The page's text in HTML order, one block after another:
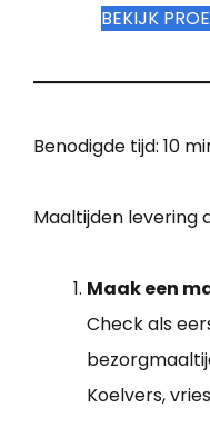
BEKIJK
Benodigde tijd: 10
Maaltijden levering
Maak een
Check als
Koelvers,